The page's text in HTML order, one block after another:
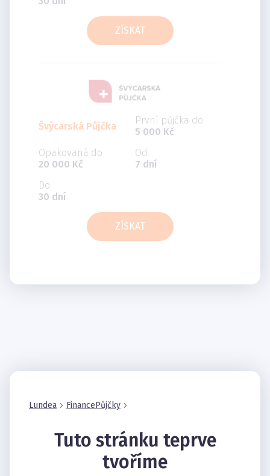
ZÍSKAT
Švýcarská Půjčka
První půjčka do
5 000 Kč
Opakovaná do
20 000 Kč
Od
7 dní
Do
30 dní
ZÍSKAT
Lundea FinancePůjčky
Tuto stránku teprve
tvoříme